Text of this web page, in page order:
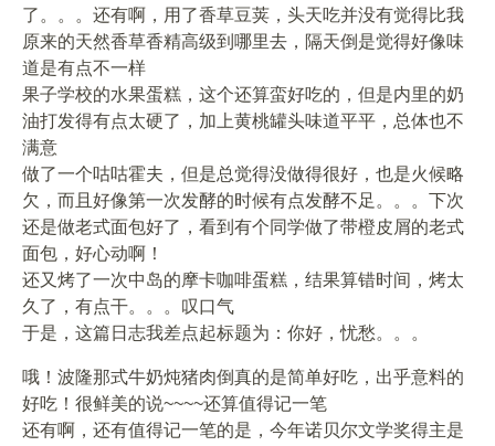
了。。。还有啊，用了香草豆荚，头天吃并没有觉得比我
原来的天然香草香精高级到哪里去，隔天倒是觉得好像味
道是有点不一样
果子学校的水果蛋糕，这个还算蛮好吃的，但是内里的奶
油打发得有点太硬了，加上黄桃罐头味道平平，总体也不
满意
做了一个咕咕霍夫，但是总觉得没做得很好，也是火候略
欠，而且好像第一次发酵的时候有点发酵不足。。。下次
还是做老式面包好了，看到有个同学做了带橙皮屑的老式
面包，好心动啊！
还又烤了一次中岛的摩卡咖啡蛋糕，结果算错时间，烤太
久了，有点干。。。叹口气
于是，这篇日志我差点起标题为：你好，忧愁。。。
哦！波隆那式牛奶炖猪肉倒真的是简单好吃，出乎意料的
好吃！很鲜美的说~~~~还算值得记一笔
还有啊，还有值得记一笔的是，今年诺贝尔文学奖得主是